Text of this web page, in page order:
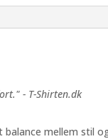
- T-Shirten.dk
mellem stil